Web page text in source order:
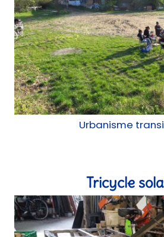
Urbanisme
Tricycle